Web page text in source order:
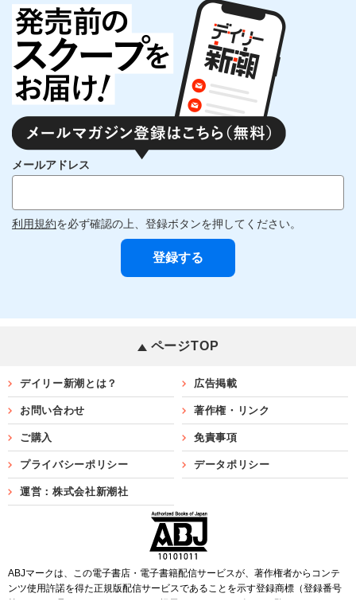
メールアドレス
利用規約を必ず確認の上、登録ボタンを押してください。
ページTOP
デイリー新潮とは？ 広告掲載
お問い合わせ 著作権・リンク
ご購入 免責事項
プライバシーポリシー データポリシー
運営：株式会社新潮社
ABJマークは、この電子書店・電子書籍配信サービスが、著作権者からコンテ
ンツ使用許諾を得た正規版配信サービスであることを示す登録商標（登録番号
第6091713号）です。ABJマークを掲示しているサービスの一覧は